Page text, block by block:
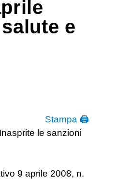
e
Stampa 🖨
le sanzioni
9 aprile 2008, n.